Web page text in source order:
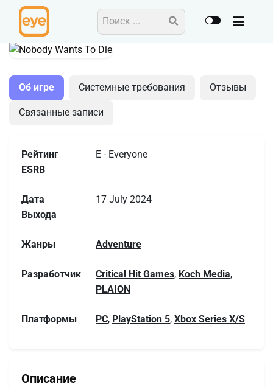
Adventure
Об игре Системные требования Отзывы
Связанные записи
Рейтинг
ESRB
E - Everyone
Дата
Выхода
17 July 2024
Жанры Adventure
Разработчик Critical Hit Games, Koch Media,
PLAION
Платформы PC, PlayStation 5, Xbox Series X/S
Описание